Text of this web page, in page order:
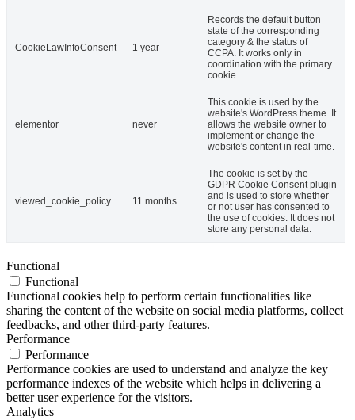
CookieLawInfoConsent 1 year
Records the default button
state of the corresponding
category & the status of
CCPA. It works only in
coordination with the primary
cookie.
elementor never
This cookie is used by the
website's WordPress theme. It
allows the website owner to
implement or change the
website's content in real-time.
viewed_cookie_policy 11 months
The cookie is set by the
GDPR Cookie Consent plugin
and is used to store whether
or not user has consented to
the use of cookies. It does not
store any personal data.
Functional
Functional
Functional cookies help to perform certain functionalities like
sharing the content of the website on social media platforms, collect
feedbacks, and other third-party features.
Performance
Performance
Performance cookies are used to understand and analyze the key
performance indexes of the website which helps in delivering a
better user experience for the visitors.
Analytics